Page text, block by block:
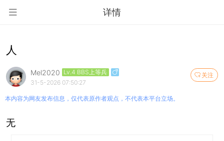
详情
人
关注
Mel2020 Lv.4 BBS上等兵
31-5-2026 07:50:27
本内容为网友发布信息，仅代表原作者观点，不代表本平台立场。
无